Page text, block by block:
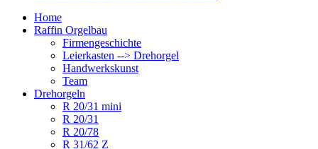
Home
Raffin Orgelbau
Firmengeschichte
Leierkasten --> Drehorgel
Handwerkskunst
Team
Drehorgeln
R 20/31 mini
R 20/31
R 20/78
R 31/62 Z